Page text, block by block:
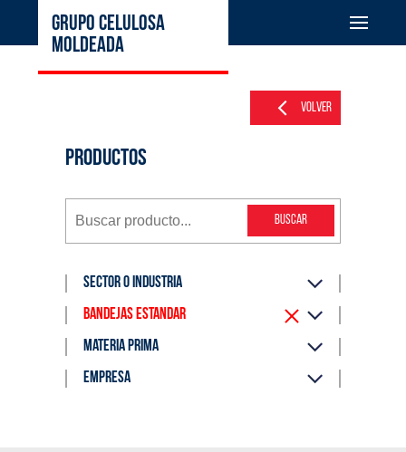
GRUPO CELULOSA
MOLDEADA
Volver
PRODUCTOS
buscar
Sector o industria
Bandejas Estándar
Materia prima
Empresa